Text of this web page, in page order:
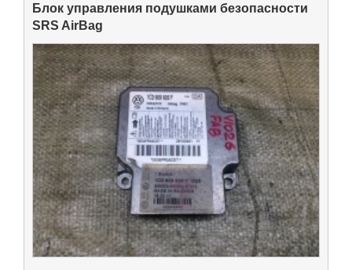
Блок управления подушками безопасности
SRS AirBag